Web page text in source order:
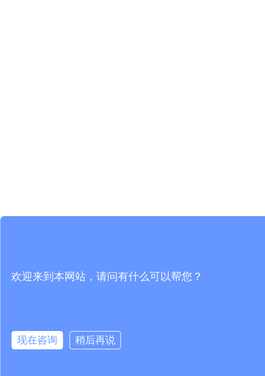
欢迎来到本网站，请问有什么可以帮您？
现在咨询 稍后再说